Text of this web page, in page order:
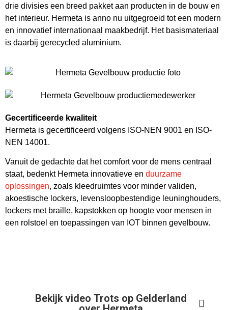
drie divisies een breed pakket aan producten in de bouw en
het interieur. Hermeta is anno nu uitgegroeid tot een modern
en innovatief internationaal maakbedrijf. Het basismateriaal
is daarbij gerecycled aluminium.
Gecertificeerde kwaliteit
Hermeta is gecertificeerd volgens ISO-NEN 9001 en ISO-
NEN 14001.
Vanuit de gedachte dat het comfort voor de mens centraal
staat, bedenkt Hermeta innovatieve en duurzame
oplossingen, zoals kleedruimtes voor minder validen,
akoestische lockers, levensloopbestendige leuninghouders,
lockers met braille, kapstokken op hoogte voor mensen in
een rolstoel en toepassingen van IOT binnen gevelbouw.
Bekijk video Trots op Gelderland